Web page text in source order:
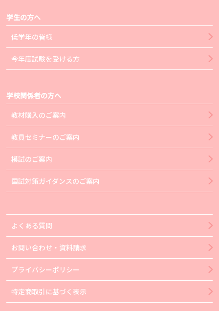
学生の方へ
低学年の皆様
今年度試験を受ける方
学校関係者の方へ
教材購入のご案内
教員セミナーのご案内
模試のご案内
国試対策ガイダンスのご案内
よくある質問
お問い合わせ・資料請求
プライバシーポリシー
特定商取引に基づく表示